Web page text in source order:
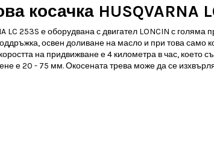
косачка HUSQVARNA
LC 253S е оборудвана с двигател LONCIN с
освен доливане на масло и при това
на придвижване е 4 километра в час,
е 20 - 75 мм. Окосената трева може да се